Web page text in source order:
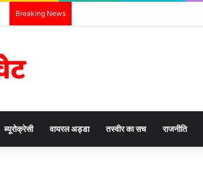
Breaking News
ब्यूरोक्रेसी वायरल अड्डा तस्वीर का सच राजनीति